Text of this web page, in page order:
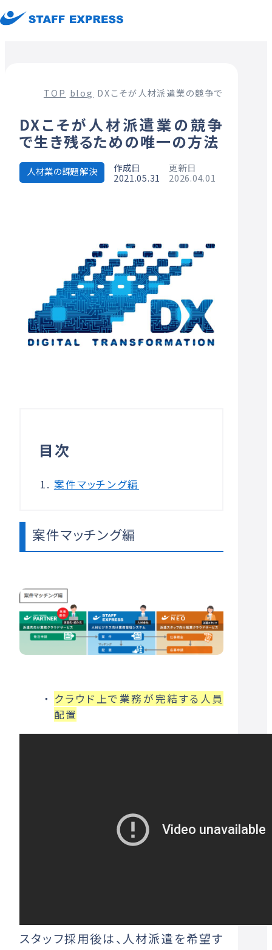
TOP blog DXこそが人材派遣業の競争で生き残る
DXこそが人材派遣業の競争
で生き残るための唯一の方法
人材業の課題解決
作成日
2021.05.31
更新日
2026.04.01
目次
案件マッチング編
案件マッチング編
クラウド上で業務が完結する人員
配置
スタッフ採用後は、人材派遣を希望す